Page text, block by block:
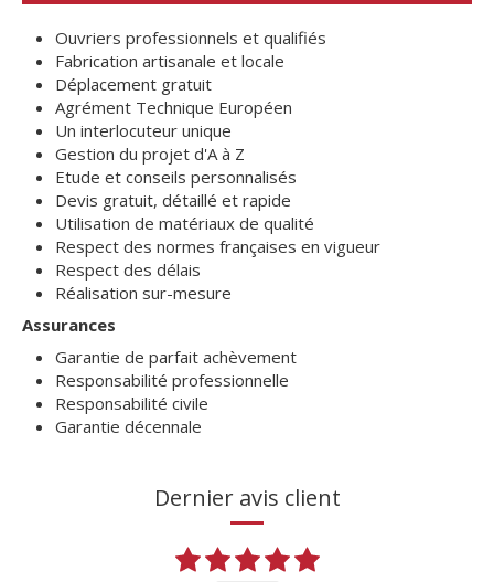
Ouvriers professionnels et qualifiés
Fabrication artisanale et locale
Déplacement gratuit
Agrément Technique Européen
Un interlocuteur unique
Gestion du projet d'A à Z
Etude et conseils personnalisés
Devis gratuit, détaillé et rapide
Utilisation de matériaux de qualité
Respect des normes françaises en vigueur
Respect des délais
Réalisation sur-mesure
Assurances
Garantie de parfait achèvement
Responsabilité professionnelle
Responsabilité civile
Garantie décennale
Dernier avis client